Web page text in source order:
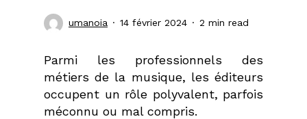
umanoia 14 février 2024 2 min read
Parmi les professionnels des
métiers de la musique, les éditeurs
occupent un rôle polyvalent, parfois
méconnu ou mal compris.